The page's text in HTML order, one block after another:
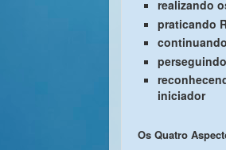
realizando
praticando
iniciador
Os Quatro